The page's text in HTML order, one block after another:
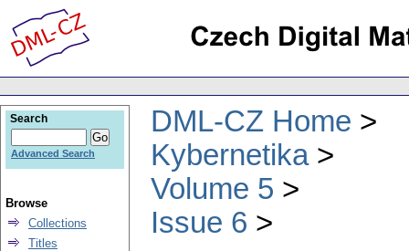
DML-CZ Home
Kybernetika
Volume 5
Issue 6
Search
Advanced Search
Browse
Collections
Titles